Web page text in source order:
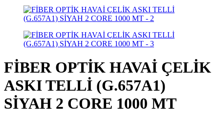
FİBER OPTİK HAVAİ ÇELİK
ASKI TELLİ (G.657A1)
SİYAH 2 CORE 1000 MT